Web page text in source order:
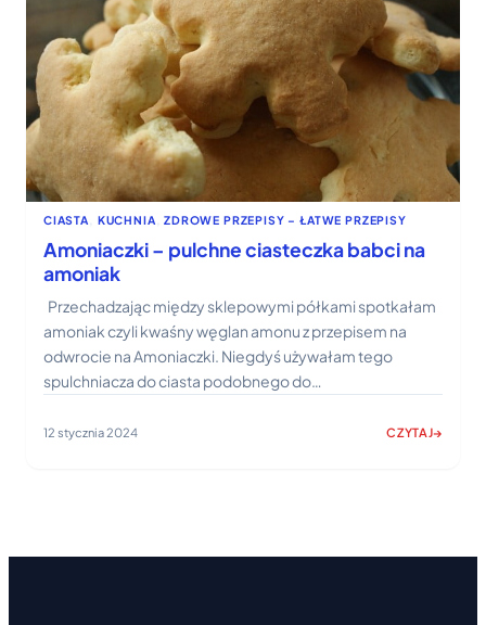
CIASTA KUCHNIA , ZDROWE PRZEPISY – ŁATWE PRZEPISY
Amoniaczki – pulchne ciasteczka babci na
amoniak
Przechadzając między sklepowymi półkami spotkałam
amoniak czyli kwaśny węglan amonu z przepisem na
odwrocie na Amoniaczki. Niegdyś używałam tego
spulchniacza do ciasta podobnego do…
12 stycznia 2024 CZYTAJ
: